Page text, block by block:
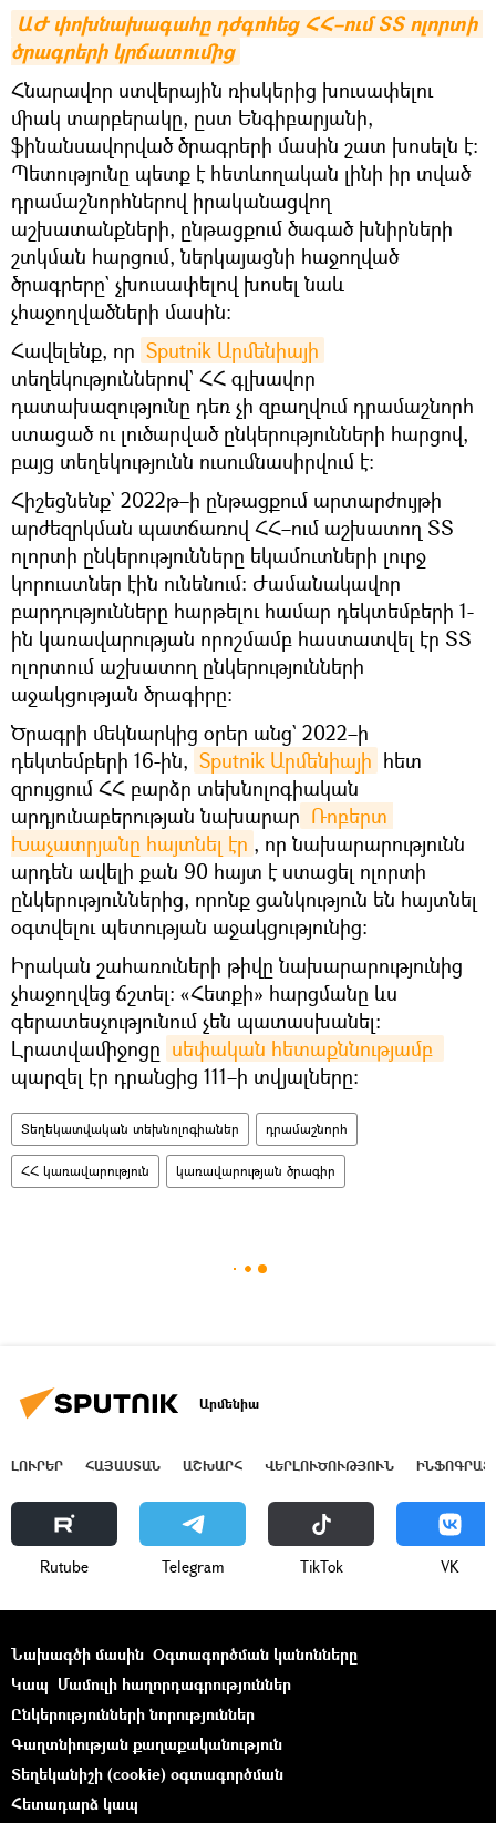
ԱԺ փոխնախագահը դժգոհեց ՀՀ–ում ՏՏ ոլորտի
ծրագրերի կրճատումից
Հնարավոր ստվերային ռիսկերից խուսափելու
միակ տարբերակը, ըստ Ենգիբարյանի,
ֆինանսավորված ծրագրերի մասին շատ խոսելն է։
Պետությունը պետք է հետևողական լինի իր տված
դրամաշնորհներով իրականացվող
աշխատանքների, ընթացքում ծագած խնիրների
շտկման հարցում, ներկայացնի հաջողված
ծրագրերը` չխուսափելով խոսել նաև
չհաջողվածների մասին։
Հավելենք, որ Sputnik Արմենիայի
տեղեկություններով` ՀՀ գլխավոր
դատախազությունը դեռ չի զբաղվում դրամաշնորհ
ստացած ու լուծարված ընկերությունների հարցով,
բայց տեղեկությունն ուսումնասիրվում է։
Հիշեցնենք` 2022թ–ի ընթացքում արտարժույթի
արժեզրկման պատճառով ՀՀ–ում աշխատող ՏՏ
ոլորտի ընկերությունները եկամուտների լուրջ
կորուստներ էին ունենում։ Ժամանակավոր
բարդությունները հարթելու համար դեկտեմբերի 1-
ին կառավարության որոշմամբ հաստատվել էր ՏՏ
ոլորտում աշխատող ընկերությունների
աջակցության ծրագիրը։
Ծրագրի մեկնարկից օրեր անց` 2022–ի
դեկտեմբերի 16-ին, Sputnik Արմենիայի հետ
զրույցում ՀՀ բարձր տեխնոլոգիական
արդյունաբերության նախարար Ռոբերտ
Խաչատրյանը հայտնել էր , որ նախարարությունն
արդեն ավելի քան 90 հայտ է ստացել ոլորտի
ընկերություններից, որոնք ցանկություն են հայտնել
օգտվելու պետության աջակցությունից։
Իրական շահառուների թիվը նախարարությունից
չհաջողվեց ճշտել։ «Հետքի» հարցմանը ևս
գերատեսչությունում չեն պատասխանել։
Լրատվամիջոցը
պարզել էր դրանցից 111–ի տվյալները։
Տեղեկատվական տեխնոլոգիաներ դրամաշնորհ
ՀՀ կառավարություն կառավարության ծրագիր
Արմենիա
ԼՈՒՐԵՐ ՀԱՅԱՍՏԱՆ ԱՇԽԱՐՀ ՎԵՐԼՈՒԾՈՒԹՅՈՒՆ
Rutube Telegram ТikТоk VK
Նախագծի մասին Օգտագործման կանոնները
Կապ Մամուլի հաղորդագրություններ
Ընկերությունների նորություններ
Գաղտնիության քաղաքականություն
Տեղեկանիշի (cookie) օգտագործման
Հետադարձ կապ